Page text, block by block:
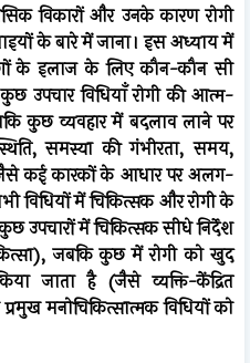
विकारों और उनके कारण रोगी
के बारे में जाना। इस अध्याय में
के इलाज के लिए कौन-कौन सी
उपचार विधियाँ रोगी की आत्म-
कुछ व्यवहार में बदलाव लाने पर
समस्या की गंभीरता, समय,
कई कारकों के आधार पर अलग-
विधियों में चिकित्सक और रोगी के
उपचारों में चिकित्सक सीधे निर्देश
जबकि कुछ में रोगी को खुद
जाता है (जैसे व्यक्ति-केंद्रित
मनोचिकित्सात्मक विधियों को